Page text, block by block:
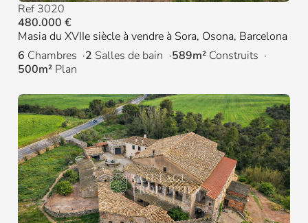
Ref 3020
480.000 €
Masia du XVIIe siècle à vendre à Sora, Osona, Barcelona
6 Chambres 2 Salles de bain 589m² Construits
500m² Plan